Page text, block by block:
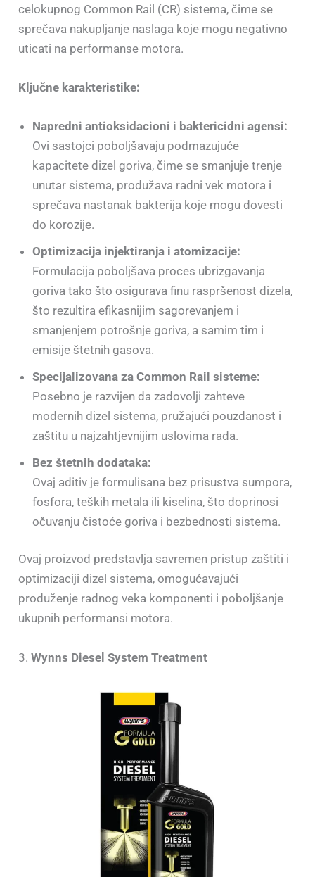
celokupnog Common Rail (CR) sistema, čime se
sprečava nakupljanje naslaga koje mogu negativno
uticati na performanse motora.
Ključne karakteristike:
Napredni antioksidacioni i baktericidni agensi:
Ovi sastojci poboljšavaju podmazujuće
kapacitete dizel goriva, čime se smanjuje trenje
unutar sistema, produžava radni vek motora i
sprečava nastanak bakterija koje mogu dovesti
do korozije.
Optimizacija injektiranja i atomizacije:
Formulacija poboljšava proces ubrizgavanja
goriva tako što osigurava finu raspršenost dizela,
što rezultira efikasnijim sagorevanjem i
smanjenjem potrošnje goriva, a samim tim i
emisije štetnih gasova.
Specijalizovana za Common Rail sisteme:
Posebno je razvijen da zadovolji zahteve
modernih dizel sistema, pružajući pouzdanost i
zaštitu u najzahtjevnijim uslovima rada.
Bez štetnih dodataka:
Ovaj aditiv je formulisana bez prisustva sumpora,
fosfora, teških metala ili kiselina, što doprinosi
očuvanju čistoće goriva i bezbednosti sistema.
Ovaj proizvod predstavlja savremen pristup zaštiti i
optimizaciji dizel sistema, omogućavajući
produženje radnog veka komponenti i poboljšanje
ukupnih performansi motora.
3.Wynns Diesel System Treatment